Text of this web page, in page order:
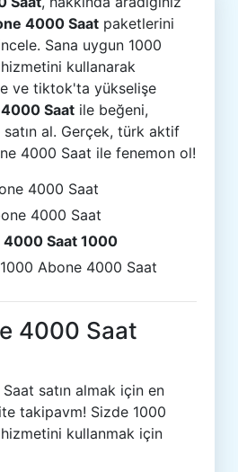
4000 Saat paketlerini
Sana uygun 1000
kullanarak
ve tiktok'ta yükselişe
Saat ile beğeni,
al. Gerçek, türk aktif
4000 Saat ile fenemon ol!
4000 Saat
4000 Saat
Saat 1000
Abone 4000 Saat
4000 Saat
satın almak için en
takipavm! Sizde 1000
kullanmak için